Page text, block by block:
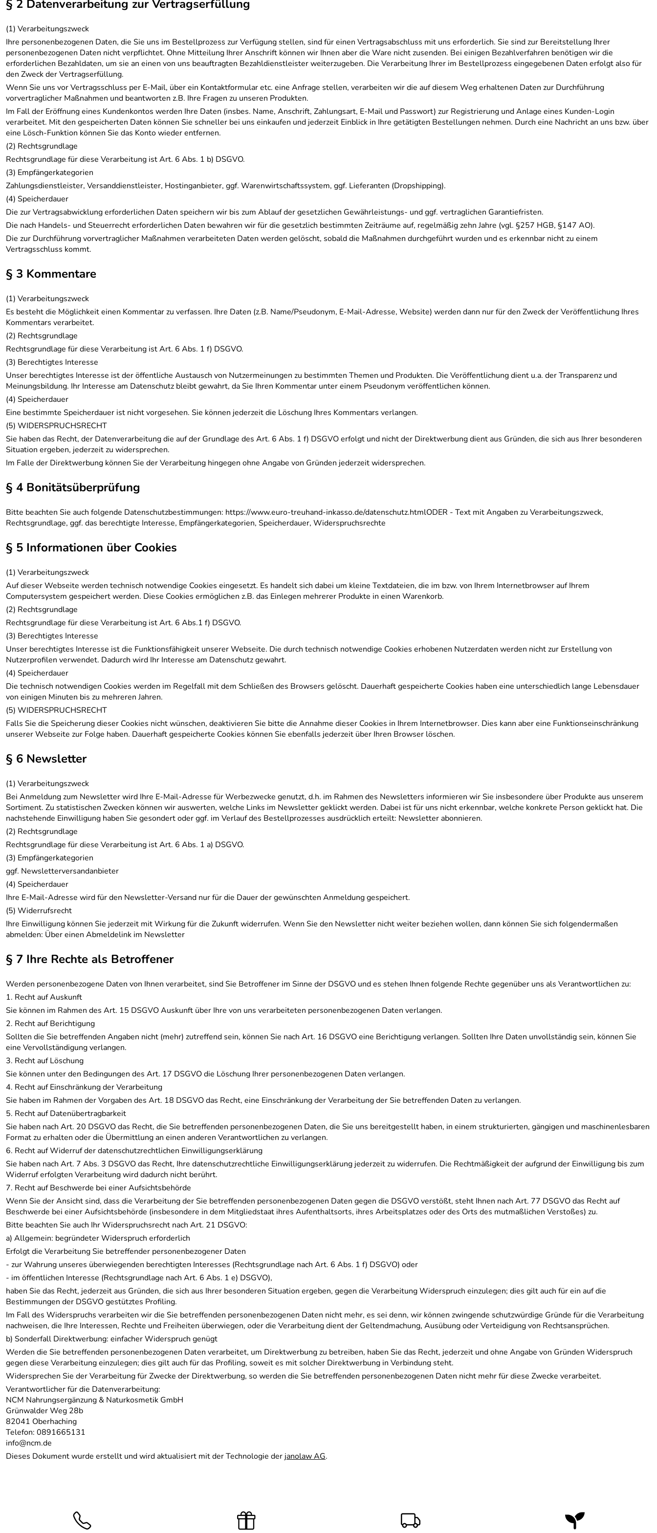
§ 2 Datenverarbeitung zur Vertragserfüllung
(1) Verarbeitungszweck
Ihre personenbezogenen Daten, die Sie uns im Bestellprozess zur Verfügung stellen, sind für einen Vertragsabschluss mit uns erforderlich. Sie sind zur Bereitstellung Ihrer
personenbezogenen Daten nicht verpflichtet. Ohne Mitteilung Ihrer Anschrift können wir Ihnen aber die Ware nicht zusenden. Bei einigen Bezahlverfahren benötigen wir die
erforderlichen Bezahldaten, um sie an einen von uns beauftragten Bezahldienstleister weiterzugeben. Die Verarbeitung Ihrer im Bestellprozess eingegebenen Daten erfolgt also für
den Zweck der Vertragserfüllung.
Wenn Sie uns vor Vertragsschluss per E-Mail, über ein Kontaktformular etc. eine Anfrage stellen, verarbeiten wir die auf diesem Weg erhaltenen Daten zur Durchführung
vorvertraglicher Maßnahmen und beantworten z.B. Ihre Fragen zu unseren Produkten.
Im Fall der Eröffnung eines Kundenkontos werden Ihre Daten (insbes. Name, Anschrift, Zahlungsart, E-Mail und Passwort) zur Registrierung und Anlage eines Kunden-Login
verarbeitet. Mit den gespeicherten Daten können Sie schneller bei uns einkaufen und jederzeit Einblick in Ihre getätigten Bestellungen nehmen. Durch eine Nachricht an uns bzw. über
eine Lösch-Funktion können Sie das Konto wieder entfernen.
(2) Rechtsgrundlage
Rechtsgrundlage für diese Verarbeitung ist Art. 6 Abs. 1 b) DSGVO.
(3) Empfängerkategorien
Zahlungsdienstleister, Versanddienstleister, Hostinganbieter, ggf. Warenwirtschaftssystem, ggf. Lieferanten (Dropshipping).
(4) Speicherdauer
Die zur Vertragsabwicklung erforderlichen Daten speichern wir bis zum Ablauf der gesetzlichen Gewährleistungs- und ggf. vertraglichen Garantiefristen.
Die nach Handels- und Steuerrecht erforderlichen Daten bewahren wir für die gesetzlich bestimmten Zeiträume auf, regelmäßig zehn Jahre (vgl. §257 HGB, §147 AO).
Die zur Durchführung vorvertraglicher Maßnahmen verarbeiteten Daten werden gelöscht, sobald die Maßnahmen durchgeführt wurden und es erkennbar nicht zu einem
Vertragsschluss kommt.
§ 3 Kommentare
(1) Verarbeitungszweck
Es besteht die Möglichkeit einen Kommentar zu verfassen. Ihre Daten (z.B. Name/Pseudonym, E-Mail-Adresse, Website) werden dann nur für den Zweck der Veröffentlichung Ihres
Kommentars verarbeitet.
(2) Rechtsgrundlage
Rechtsgrundlage für diese Verarbeitung ist Art. 6 Abs. 1 f) DSGVO.
(3) Berechtigtes Interesse
Unser berechtigtes Interesse ist der öffentliche Austausch von Nutzermeinungen zu bestimmten Themen und Produkten. Die Veröffentlichung dient u.a. der Transparenz und
Meinungsbildung. Ihr Interesse am Datenschutz bleibt gewahrt, da Sie Ihren Kommentar unter einem Pseudonym veröffentlichen können.
(4) Speicherdauer
Eine bestimmte Speicherdauer ist nicht vorgesehen. Sie können jederzeit die Löschung Ihres Kommentars verlangen.
(5) WIDERSPRUCHSRECHT
Sie haben das Recht, der Datenverarbeitung die auf der Grundlage des Art. 6 Abs. 1 f) DSGVO erfolgt und nicht der Direktwerbung dient aus Gründen, die sich aus Ihrer besonderen
Situation ergeben, jederzeit zu widersprechen.
Im Falle der Direktwerbung können Sie der Verarbeitung hingegen ohne Angabe von Gründen jederzeit widersprechen.
§ 4 Bonitätsüberprüfung
Bitte beachten Sie auch folgende Datenschutzbestimmungen: https://www.euro-treuhand-inkasso.de/datenschutz.htmlODER - Text mit Angaben zu Verarbeitungszweck,
Rechtsgrundlage, ggf. das berechtigte Interesse, Empfängerkategorien, Speicherdauer, Widerspruchsrechte
§ 5 Informationen über Cookies
(1) Verarbeitungszweck
Auf dieser Webseite werden technisch notwendige Cookies eingesetzt. Es handelt sich dabei um kleine Textdateien, die im bzw. von Ihrem Internetbrowser auf Ihrem
Computersystem gespeichert werden. Diese Cookies ermöglichen z.B. das Einlegen mehrerer Produkte in einen Warenkorb.
(2) Rechtsgrundlage
Rechtsgrundlage für diese Verarbeitung ist Art. 6 Abs.1 f) DSGVO.
(3) Berechtigtes Interesse
Unser berechtigtes Interesse ist die Funktionsfähigkeit unserer Webseite. Die durch technisch notwendige Cookies erhobenen Nutzerdaten werden nicht zur Erstellung von
Nutzerprofilen verwendet. Dadurch wird Ihr Interesse am Datenschutz gewahrt.
(4) Speicherdauer
Die technisch notwendigen Cookies werden im Regelfall mit dem Schließen des Browsers gelöscht. Dauerhaft gespeicherte Cookies haben eine unterschiedlich lange Lebensdauer
von einigen Minuten bis zu mehreren Jahren.
(5) WIDERSPRUCHSRECHT
Falls Sie die Speicherung dieser Cookies nicht wünschen, deaktivieren Sie bitte die Annahme dieser Cookies in Ihrem Internetbrowser. Dies kann aber eine Funktionseinschränkung
unserer Webseite zur Folge haben. Dauerhaft gespeicherte Cookies können Sie ebenfalls jederzeit über Ihren Browser löschen.
§ 6 Newsletter
(1) Verarbeitungszweck
Bei Anmeldung zum Newsletter wird Ihre E-Mail-Adresse für Werbezwecke genutzt, d.h. im Rahmen des Newsletters informieren wir Sie insbesondere über Produkte aus unserem
Sortiment. Zu statistischen Zwecken können wir auswerten, welche Links im Newsletter geklickt werden. Dabei ist für uns nicht erkennbar, welche konkrete Person geklickt hat. Die
nachstehende Einwilligung haben Sie gesondert oder ggf. im Verlauf des Bestellprozesses ausdrücklich erteilt: Newsletter abonnieren.
(2) Rechtsgrundlage
Rechtsgrundlage für diese Verarbeitung ist Art. 6 Abs. 1 a) DSGVO.
(3) Empfängerkategorien
ggf. Newsletterversandanbieter
(4) Speicherdauer
Ihre E-Mail-Adresse wird für den Newsletter-Versand nur für die Dauer der gewünschten Anmeldung gespeichert.
(5) Widerrufsrecht
Ihre Einwilligung können Sie jederzeit mit Wirkung für die Zukunft widerrufen. Wenn Sie den Newsletter nicht weiter beziehen wollen, dann können Sie sich folgendermaßen
abmelden: Über einen Abmeldelink im Newsletter
§ 7 Ihre Rechte als Betroffener
Werden personenbezogene Daten von Ihnen verarbeitet, sind Sie Betroffener im Sinne der DSGVO und es stehen Ihnen folgende Rechte gegenüber uns als Verantwortlichen zu:
1. Recht auf Auskunft
Sie können im Rahmen des Art. 15 DSGVO Auskunft über Ihre von uns verarbeiteten personenbezogenen Daten verlangen.
2. Recht auf Berichtigung
Sollten die Sie betreffenden Angaben nicht (mehr) zutreffend sein, können Sie nach Art. 16 DSGVO eine Berichtigung verlangen. Sollten Ihre Daten unvollständig sein, können Sie
eine Vervollständigung verlangen.
3. Recht auf Löschung
Sie können unter den Bedingungen des Art. 17 DSGVO die Löschung Ihrer personenbezogenen Daten verlangen.
4. Recht auf Einschränkung der Verarbeitung
Sie haben im Rahmen der Vorgaben des Art. 18 DSGVO das Recht, eine Einschränkung der Verarbeitung der Sie betreffenden Daten zu verlangen.
5. Recht auf Datenübertragbarkeit
Sie haben nach Art. 20 DSGVO das Recht, die Sie betreffenden personenbezogenen Daten, die Sie uns bereitgestellt haben, in einem strukturierten, gängigen und maschinenlesbaren
Format zu erhalten oder die Übermittlung an einen anderen Verantwortlichen zu verlangen.
6. Recht auf Widerruf der datenschutzrechtlichen Einwilligungserklärung
Sie haben nach Art. 7 Abs. 3 DSGVO das Recht, Ihre datenschutzrechtliche Einwilligungserklärung jederzeit zu widerrufen. Die Rechtmäßigkeit der aufgrund der Einwilligung bis zum
Widerruf erfolgten Verarbeitung wird dadurch nicht berührt.
7. Recht auf Beschwerde bei einer Aufsichtsbehörde
Wenn Sie der Ansicht sind, dass die Verarbeitung der Sie betreffenden personenbezogenen Daten gegen die DSGVO verstößt, steht Ihnen nach Art. 77 DSGVO das Recht auf
Beschwerde bei einer Aufsichtsbehörde (insbesondere in dem Mitgliedstaat ihres Aufenthaltsorts, ihres Arbeitsplatzes oder des Orts des mutmaßlichen Verstoßes) zu.
Bitte beachten Sie auch Ihr Widerspruchsrecht nach Art. 21 DSGVO:
a) Allgemein: begründeter Widerspruch erforderlich
Erfolgt die Verarbeitung Sie betreffender personenbezogener Daten
- zur Wahrung unseres überwiegenden berechtigten Interesses (Rechtsgrundlage nach Art. 6 Abs. 1 f) DSGVO) oder
- im öffentlichen Interesse (Rechtsgrundlage nach Art. 6 Abs. 1 e) DSGVO),
haben Sie das Recht, jederzeit aus Gründen, die sich aus Ihrer besonderen Situation ergeben, gegen die Verarbeitung Widerspruch einzulegen; dies gilt auch für ein auf die
Bestimmungen der DSGVO gestütztes Profiling.
Im Fall des Widerspruchs verarbeiten wir die Sie betreffenden personenbezogenen Daten nicht mehr, es sei denn, wir können zwingende schutzwürdige Gründe für die Verarbeitung
nachweisen, die Ihre Interessen, Rechte und Freiheiten überwiegen, oder die Verarbeitung dient der Geltendmachung, Ausübung oder Verteidigung von Rechtsansprüchen.
b) Sonderfall Direktwerbung: einfacher Widerspruch genügt
Werden die Sie betreffenden personenbezogenen Daten verarbeitet, um Direktwerbung zu betreiben, haben Sie das Recht, jederzeit und ohne Angabe von Gründen Widerspruch
gegen diese Verarbeitung einzulegen; dies gilt auch für das Profiling, soweit es mit solcher Direktwerbung in Verbindung steht.
Widersprechen Sie der Verarbeitung für Zwecke der Direktwerbung, so werden die Sie betreffenden personenbezogenen Daten nicht mehr für diese Zwecke verarbeitet.
Verantwortlicher für die Datenverarbeitung:
NCM Nahrungsergänzung & Naturkosmetik GmbH
Grünwalder Weg 28b
82041 Oberhaching
Telefon: 0891665131
info@ncm.de
Dieses Dokument wurde erstellt und wird aktualisiert mit der Technologie der janolaw AG.